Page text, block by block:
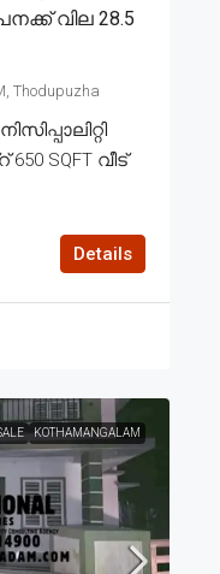
വില 28.5
Thodupuzha
SQFT വീട്
Details
KOTHAMANGALAM